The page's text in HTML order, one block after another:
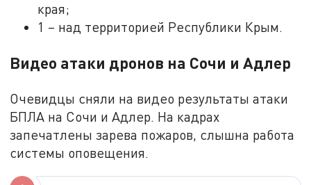
края;
1 – над территорией Республики Крым.
Видео атаки дронов на Сочи и Адлер
Очевидцы сняли на видео результаты атаки
БПЛА на Сочи и Адлер. На кадрах
запечатлены зарева пожаров, слышна работа
системы оповещения.